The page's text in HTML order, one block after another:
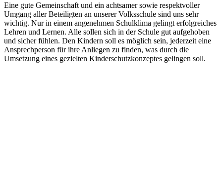
Eine gute Gemeinschaft und ein achtsamer sowie respektvoller
Umgang aller Beteiligten an unserer Volksschule sind uns sehr
wichtig. Nur in einem angenehmen Schulklima gelingt erfolgreiches
Lehren und Lernen. Alle sollen sich in der Schule gut aufgehoben
und sicher fühlen. Den Kindern soll es möglich sein, jederzeit eine
Ansprechperson für ihre Anliegen zu finden, was durch die
Umsetzung eines gezielten Kinderschutzkonzeptes gelingen soll.